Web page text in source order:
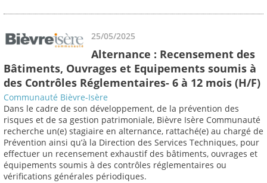
25/05/2025
Alternance : Recensement des
Bâtiments, Ouvrages et Equipements soumis à
des Contrôles Réglementaires- 6 à 12 mois (H/F)
Communauté Bièvre-Isère
Dans le cadre de son développement, de la prévention des
risques et de sa gestion patrimoniale, Bièvre Isère Communauté
recherche un(e) stagiaire en alternance, rattaché(e) au chargé de
Prévention ainsi qu’à la Direction des Services Techniques, pour
effectuer un recensement exhaustif des bâtiments, ouvrages et
équipements soumis à des contrôles réglementaires ou
vérifications générales périodiques.